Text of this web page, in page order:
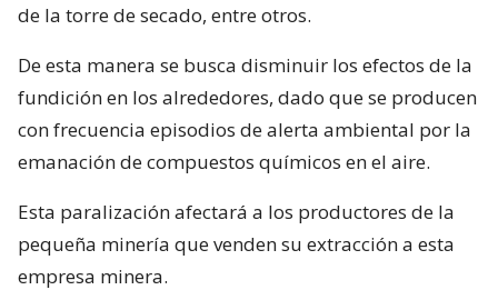
de la torre de secado, entre otros.
De esta manera se busca disminuir los efectos de la
fundición en los alrededores, dado que se producen
con frecuencia episodios de alerta ambiental por la
emanación de compuestos químicos en el aire.
Esta paralización afectará a los productores de la
pequeña minería que venden su extracción a esta
empresa minera.